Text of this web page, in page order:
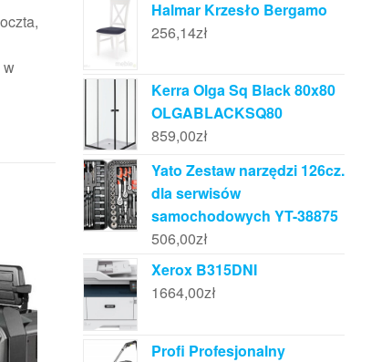
w
Halmar Krzesło Bergamo
256,14zł
Kerra Olga Sq Black 80x80
OLGABLACKSQ80
859,00zł
Yato Zestaw narzędzi 126cz.
dla serwisów
samochodowych YT-38875
506,00zł
Xerox B315DNI
1664,00zł
Profi Profesjonalny